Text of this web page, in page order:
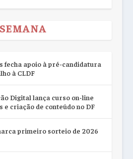
fecha apoio à pré-candidatura
à CLDF
Digital lança curso on-line
e criação de conteúdo no DF
primeiro sorteio de 2026